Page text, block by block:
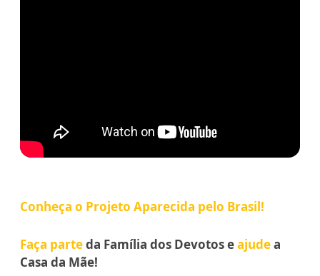
Conheça o Projeto Aparecida pelo Brasil!
Faça parteda Família dos Devotos eajudea
Casa da Mãe!